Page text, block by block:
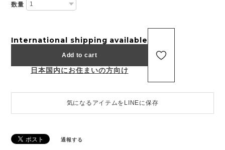
数量
International shipping available
Add to cart
日本国内にお住まいの方向け
気になるアイテムをLINEに保存
通報する